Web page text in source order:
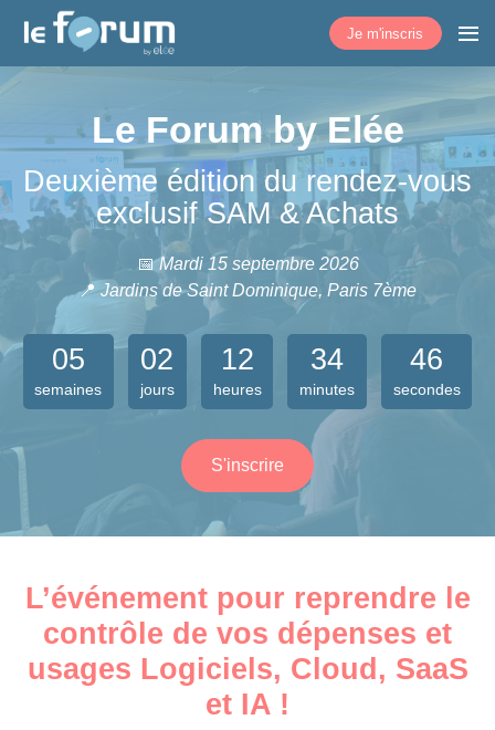
Je m'inscris
Le Forum by Elée
Deuxième édition du rendez-vous
exclusif SAM & Achats
📅Mardi 15 septembre 2026
📍 Jardins de Saint Dominique, Paris 7ème
05
semaines
02
jours
12
heures
34
minutes
45
secondes
S'inscrire
L’événement pour reprendre le
contrôle de vos dépenses et
usages Logiciels, Cloud, SaaS
et IA !